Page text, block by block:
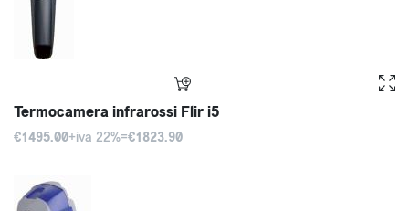
Termocamera infrarossi Flir i5
€1495.00+iva 22%=€1823.90